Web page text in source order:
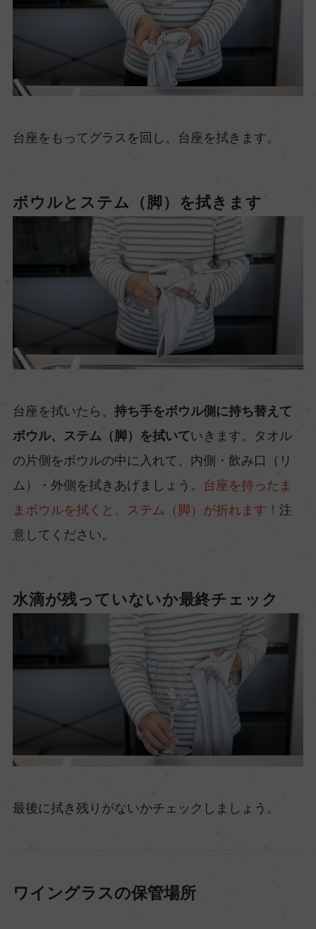
台座をもってグラスを回し、台座を拭きます。
ボウルとステム（脚）を拭きます
台座を拭いたら、 持ち手をボウル側に持ち替えて
ボウル、ステム（脚）を拭いていきます。タオル
の片側をボウルの中に入れて、内側・飲み口（リ
ム）・外側を拭きあげましょう。 台座を持ったま
まボウルを拭くと、ステム（脚）が折れます！ 注
意してください。
水滴が残っていないか最終チェック
最後に拭き残りがないかチェックしましょう。
ワイングラスの保管場所